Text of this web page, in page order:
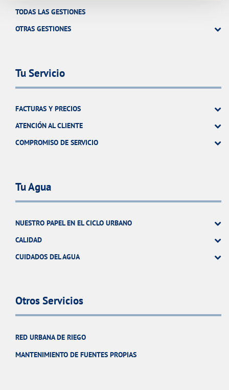
TODAS LAS GESTIONES
OTRAS GESTIONES
Tu Servicio
FACTURAS Y PRECIOS
ATENCIÓN AL CLIENTE
COMPROMISO DE SERVICIO
Tu Agua
NUESTRO PAPEL EN EL CICLO URBANO
CALIDAD
CUIDADOS DEL AGUA
Otros Servicios
RED URBANA DE RIEGO
MANTENIMIENTO DE FUENTES PROPIAS